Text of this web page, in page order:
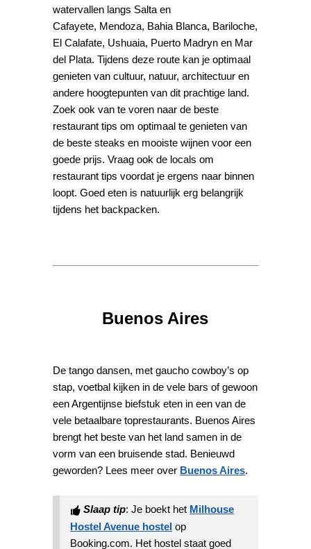
watervallen langs Salta en
Cafayete, Mendoza, Bahia Blanca, Bariloche,
El Calafate, Ushuaia, Puerto Madryn en Mar
del Plata. Tijdens deze route kan je optimaal
genieten van cultuur, natuur, architectuur en
andere hoogtepunten van dit prachtige land.
Zoek ook van te voren naar de beste
restaurant tips om optimaal te genieten van
de beste steaks en mooiste wijnen voor een
goede prijs. Vraag ook de locals om
restaurant tips voordat je ergens naar binnen
loopt. Goed eten is natuurlijk erg belangrijk
tijdens het backpacken.
Buenos Aires
De tango dansen, met gaucho cowboy’s op
stap, voetbal kijken in de vele bars of gewoon
een Argentijnse biefstuk eten in een van de
vele betaalbare toprestaurants. Buenos Aires
brengt het beste van het land samen in de
vorm van een bruisende stad. Benieuwd
geworden? Lees meer over Buenos Aires.
Slaap tip: Je boekt het Milhouse
Hostel Avenue hostel op
Booking.com. Het hostel staat goed